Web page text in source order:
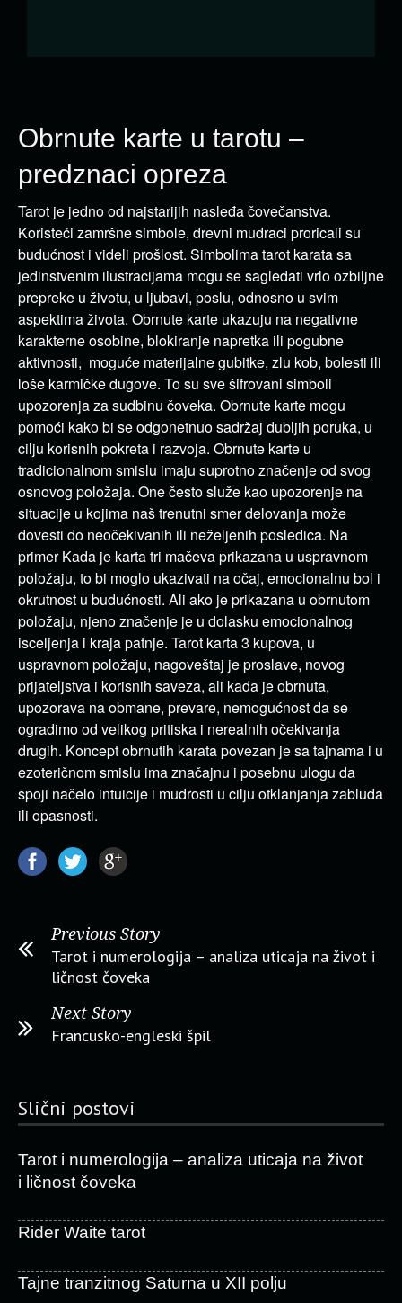
Obrnute karte u tarotu –
predznaci opreza
Tarot je jedno od najstarijih nasleđa čovečanstva.
Koristeći zamršne simbole, drevni mudraci proricali su
budućnost i videli prošlost. Simbolima tarot karata sa
jedinstvenim ilustracijama mogu se sagledati vrlo ozbiljne
prepreke u životu, u ljubavi, poslu, odnosno u svim
aspektima života. Obrnute karte ukazuju na negativne
karakterne osobine, blokiranje napretka ili pogubne
aktivnosti, moguće materijalne gubitke, zlu kob, bolesti ili
loše karmičke dugove. To su sve šifrovani simboli
upozorenja za sudbinu čoveka. Obrnute karte mogu
pomoći kako bi se odgonetnuo sadržaj dubljih poruka, u
cilju korisnih pokreta i razvoja. Obrnute karte u
tradicionalnom smislu imaju suprotno značenje od svog
osnovog položaja. One često služe kao upozorenje na
situacije u kojima naš trenutni smer delovanja može
dovesti do neočekivanih ili neželjenih posledica. Na
primer Kada je karta tri mačeva prikazana u uspravnom
položaju, to bi moglo ukazivati ​​na očaj, emocionalnu bol i
okrutnost u budućnosti. Ali ako je prikazana u obrnutom
položaju, njeno značenje je u dolasku emocionalnog
isceljenja i kraja patnje. Tarot karta 3 kupova, u
uspravnom položaju, nagoveštaj je proslave, novog
prijateljstva i korisnih saveza, ali kada je obrnuta,
upozorava na obmane, prevare, nemogućnost da se
ogradimo od velikog pritiska i nerealnih očekivanja
drugih. Koncept obrnutih karata povezan je sa tajnama i u
ezoteričnom smislu ima značajnu i posebnu ulogu da
spoji načelo intuicije i mudrosti u cilju otklanjanja zabluda
ili opasnosti.
Previous Story
Tarot i numerologija – analiza uticaja na život i
ličnost čoveka
Next Story
Francusko-engleski špil
Slični postovi
Tarot i numerologija – analiza uticaja na život
i ličnost čoveka
Rider Waite tarot
Tajne tranzitnog Saturna u XII polju